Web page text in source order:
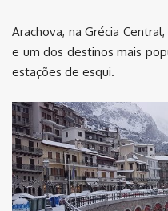
Arachova, na Grécia
e um dos destinos mais
estações de esqui.